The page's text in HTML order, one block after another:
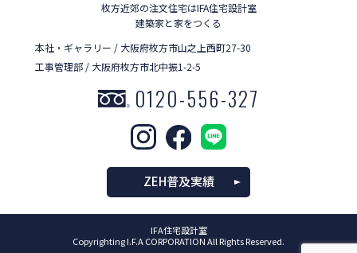
枚方近郊の注文住宅はIFA住宅設計室
建築家と家をつくる
本社・ギャラリー / 大阪府枚方市山之上西町27-30
工事管理部 / 大阪府枚方市北中振1-2-5
0120-556-327
ZEH普及実績
IFA住宅設計室
Copyrighting I.F.A CORPORATION All Rights Reserved.